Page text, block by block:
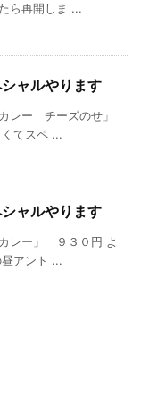
ら再開しま ...
ャルやります
カレー チーズのせ」
てスペ ...
ャルやります
レー」 ９３０円 よ
アント ...